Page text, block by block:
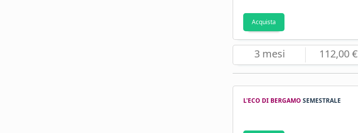
Acquista
3 mesi 112,00 €
L'ECO DI BERGAMO SEMESTRALE